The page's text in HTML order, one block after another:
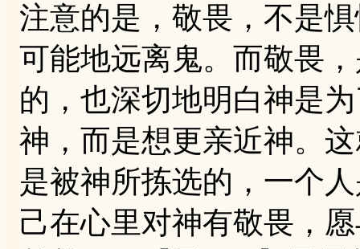
注意的是，敬畏，不是
可能地远离鬼。而敬畏
的，也深切地明白神是
神，而是想更亲近神。
是被神所拣选的，一个
己在心里对神有敬畏，